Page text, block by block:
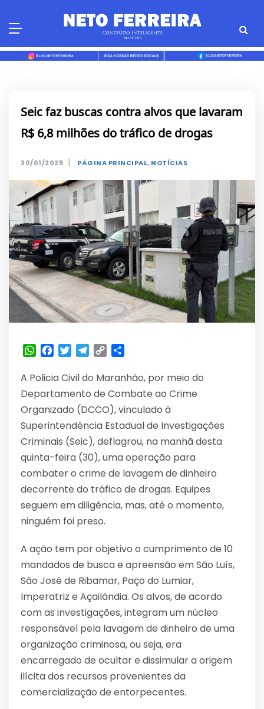
Seic faz buscas contra alvos que lavaram
R$ 6,8 milhões do tráfico de drogas
30/01/2025 | PÁGINA PRINCIPAL, NOTÍCIAS
WhatsApp
Facebook
TwitterTelegram
Copy
A Policia Civil do Maranhão, por meio do
Departamento de Combate ao Crime
Organizado (DCCO), vinculado à
Superintendência Estadual de Investigações
Criminais (Seic), deflagrou, na manhã desta
quinta-feira (30), uma operação para
combater o crime de lavagem de dinheiro
decorrente do tráfico de drogas. Equipes
seguem em diligência, mas, até o momento,
ninguém foi preso.
A ação tem por objetivo o cumprimento de 10
mandados de busca e apreensão em São Luís,
São José de Ribamar, Paço do Lumiar,
Imperatriz e Açailândia. Os alvos, de acordo
com as investigações, integram um núcleo
responsável pela lavagem de dinheiro de uma
organização criminosa, ou seja, era
encarregado de ocultar e dissimular a origem
ilícita dos recursos provenientes da
comercialização de entorpecentes.